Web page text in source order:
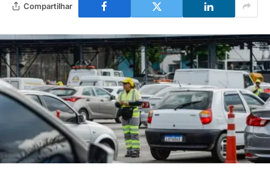
Compartilhar